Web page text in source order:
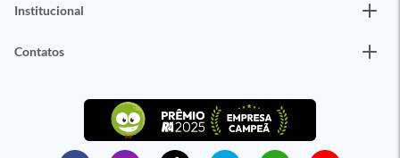
Institucional
Contatos